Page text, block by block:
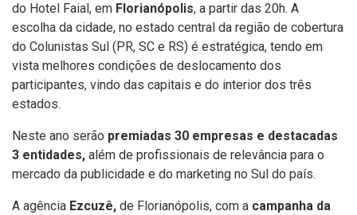
do Hotel Faial, em Florianópolis, a partir das 20h. A
escolha da cidade, no estado central da região de cobertura
do Colunistas Sul (PR, SC e RS) é estratégica, tendo em
vista melhores condições de deslocamento dos
participantes, vindo das capitais e do interior dos três
estados.
Neste ano serão premiadas 30 empresas e destacadas
3 entidades, além de profissionais de relevância para o
mercado da publicidade e do marketing no Sul do país.
A agência Ezcuzê, de Florianópolis, com a campanha da